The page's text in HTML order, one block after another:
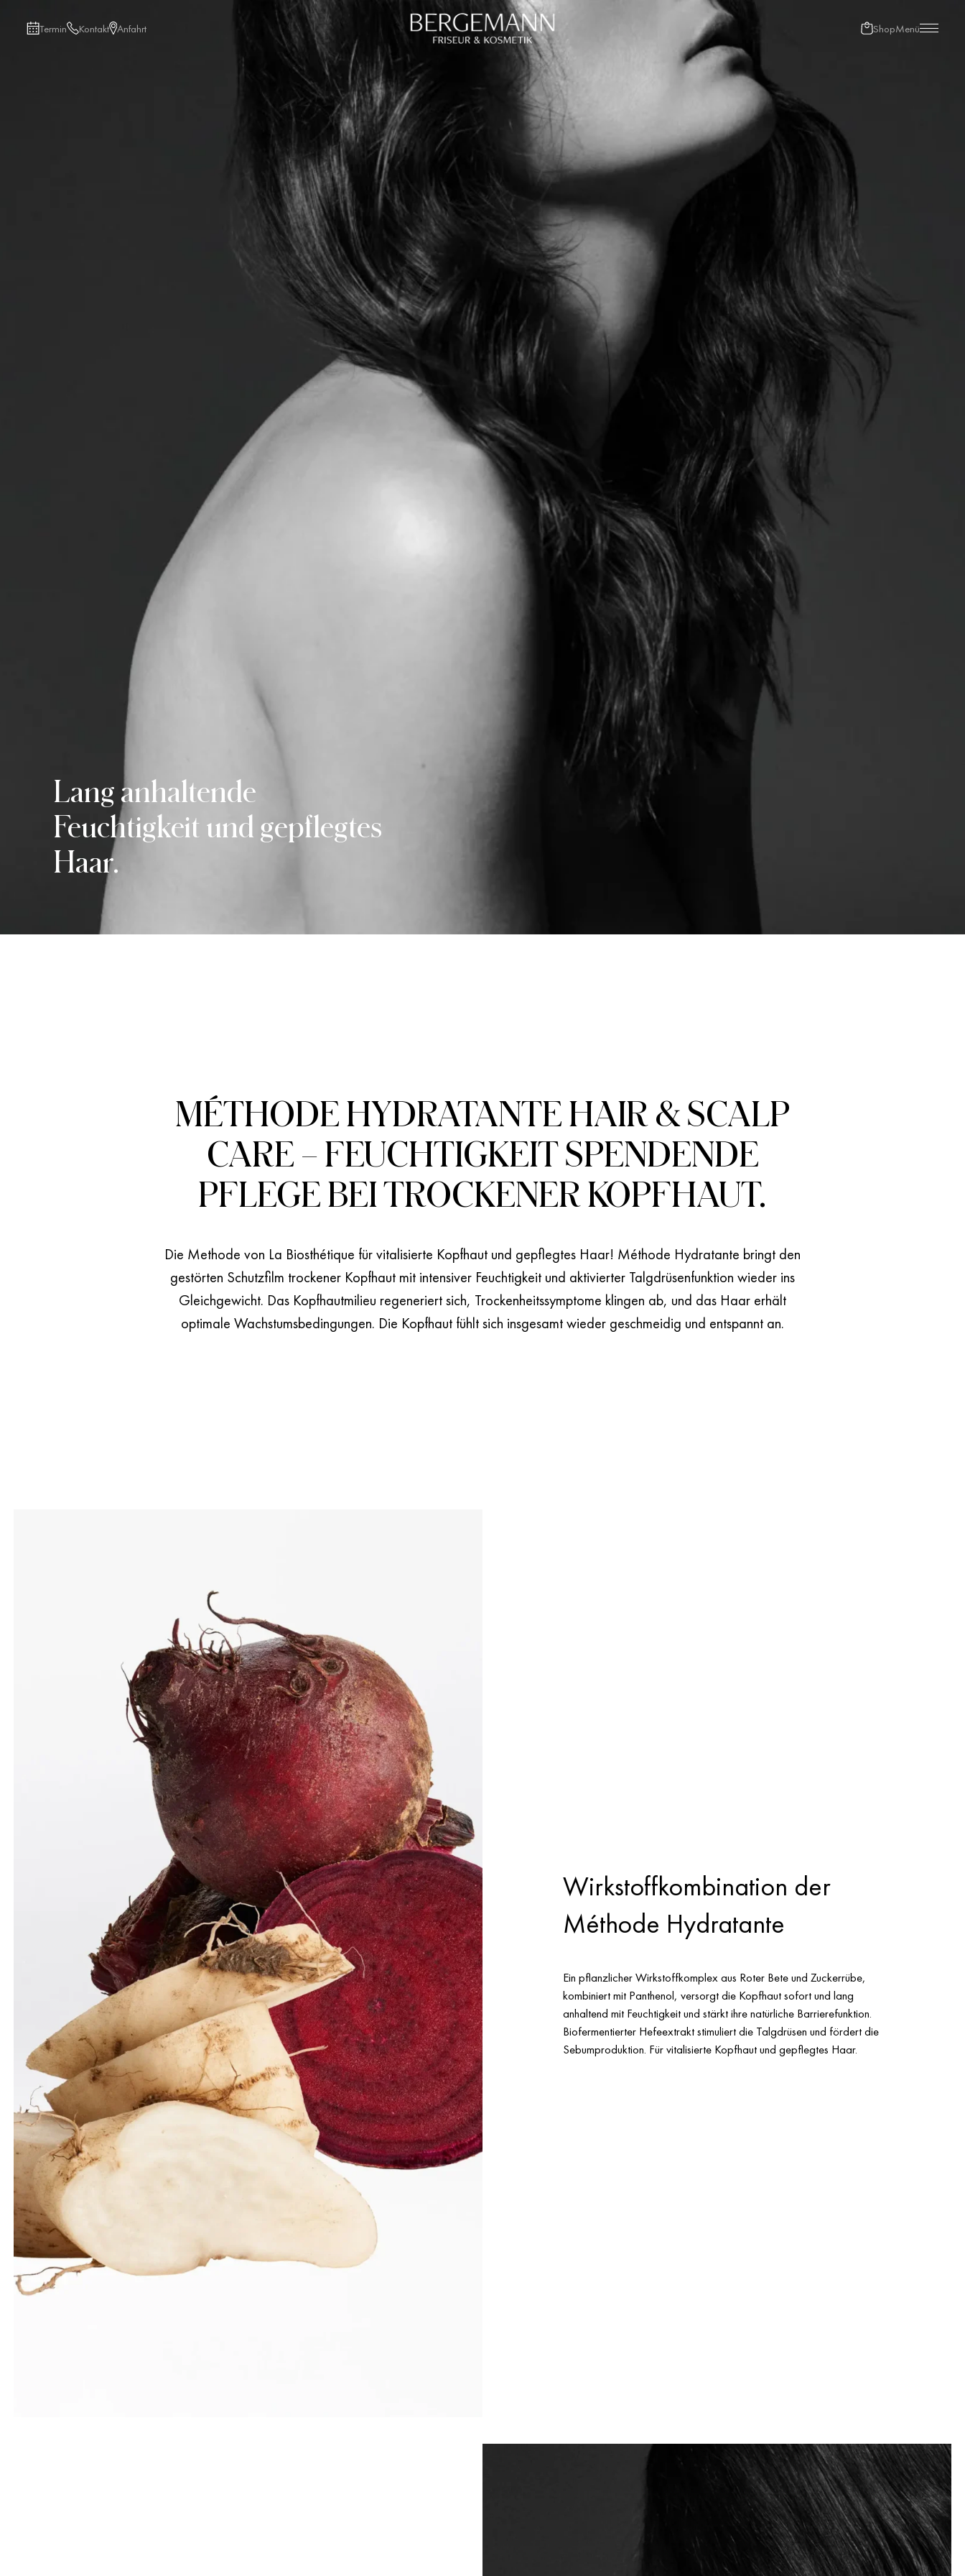
Termin Kontakt Anfahrt ShopMenü
Lang anhaltende
Feuchtigkeit und gepflegtes
Haar.
MÉTHODE HYDRATANTE HAIR & SCALP
CARE – FEUCHTIGKEIT SPENDENDE
PFLEGE BEI TROCKENER KOPFHAUT.
Die Methode von La Biosthétique für vitalisierte Kopfhaut und gepflegtes Haar! Méthode Hydratante bringt den
gestörten Schutzfilm trockener Kopfhaut mit intensiver Feuchtigkeit und aktivierter Talgdrüsenfunktion wieder ins
Gleichgewicht. Das Kopfhautmilieu regeneriert sich, Trockenheitssymptome klingen ab, und das Haar erhält
optimale Wachstumsbedingungen. Die Kopfhaut fühlt sich insgesamt wieder geschmeidig und entspannt an.
Wirkstoffkombination der
Méthode Hydratante
Ein pflanzlicher Wirkstoffkomplex aus Roter Bete und Zuckerrübe,
kombiniert mit Panthenol, versorgt die Kopfhaut sofort und lang
anhaltend mit Feuchtigkeit und stärkt ihre natürliche Barrierefunktion.
Biofermentierter Hefeextrakt stimuliert die Talgdrüsen und fördert die
Sebumproduktion. Für vitalisierte Kopfhaut und gepflegtes Haar.